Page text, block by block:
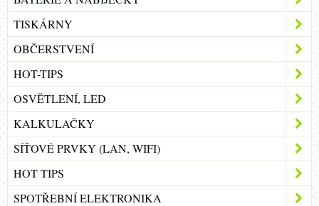
TISKÁRNY
OBČERSTVENÍ
HOT-TIPS
OSVĚTLENÍ, LED
KALKULAČKY
SÍŤOVÉ PRVKY (LAN, WIFI)
HOT TIPS
SPOTŘEBNÍ ELEKTRONIKA